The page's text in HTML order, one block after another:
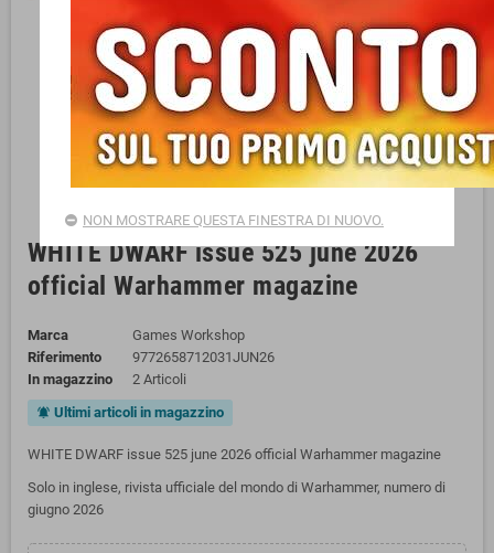
WHITE DWARF issue 525 june 2026
official Warhammer magazine
Marca
Games Workshop
Riferimento
9772658712031JUN26
In magazzino
2 Articoli
notifications_active Ultimi articoli in magazzino
WHITE DWARF issue 525 june 2026 official Warhammer magazine
Solo in inglese, rivista ufficiale del mondo di Warhammer, numero di
giugno 2026
NON MOSTRARE QUESTA FINESTRA DI NUOVO.